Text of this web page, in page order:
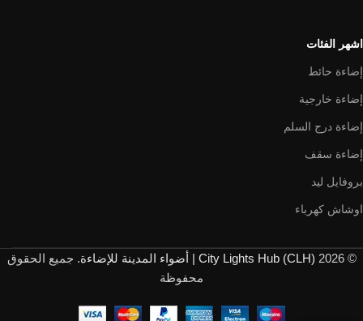
اشهر الفئات
إضاءة حائط
إضاءة خارجية
إضاءة درج السلم
إضاءة سقف
بروفايل ليد
اوشاش كهرباء
© 2026 City Lights Hub (CLH) | أضواء المدينة للإضاءة
. جميع الحقوق
محفوظة